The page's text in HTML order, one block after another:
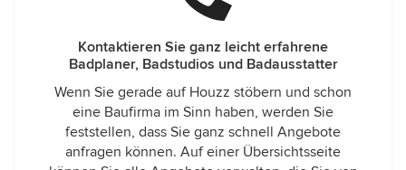
Kontaktieren Sie ganz leicht erfahrene
Badplaner, Badstudios und Badausstatter
Wenn Sie gerade auf Houzz stöbern und schon
eine Baufirma im Sinn haben, werden Sie
feststellen, dass Sie ganz schnell Angebote
anfragen können. Auf einer Übersichtsseite